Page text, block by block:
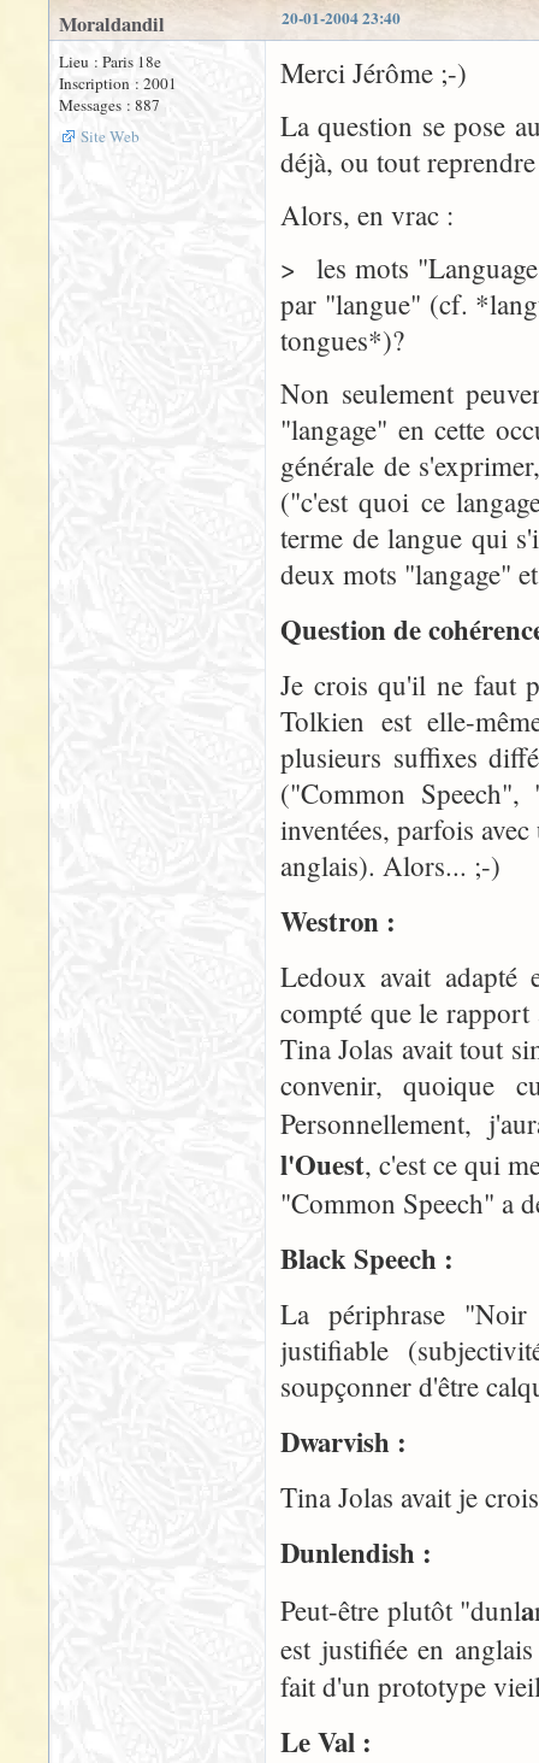
20-01-2004 23:40
Moraldandil
Lieu : Paris 18e
Inscription : 2001
Messages : 887
Site Web
Merci Jérôme ;-)
La question se pose
déjà, ou tout
Alors, en vrac :
> les mots
par "langue" (cf.
tongues*)?
Non seulement
"langage" en cette
générale de
("c'est quoi ce
terme de langue qui
deux mots "langage"
Question de
Je crois qu'il ne faut
Tolkien est elle-
plusieurs suffixes
("Common
inventées, parfois
anglais). Alors... ;-)
Westron :
Ledoux avait adapté
compté que le rapport
Tina Jolas avait tout
convenir, quoique
Personnellement,
l'Ouest, c'est ce qui
"Common Speech" a
Black Speech :
La périphrase
justifiable
soupçonner d'être
Dwarvish :
Tina Jolas avait je
Dunlendish :
Peut-être plutôt "dunla
est justifiée en
fait d'un prototype
Le Val :